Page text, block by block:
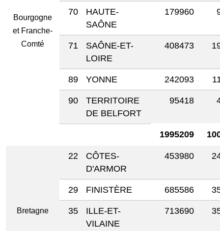
Bourgogne
et Franche-
Comté
70
HAUTE-
SAÔNE
179960
71
SAÔNE-ET-
LOIRE
408473
89 YONNE 242093
90
TERRITOIRE
DE BELFORT
95418
1995209
Bretagne
22
CÔTES-
D'ARMOR
453980
29 FINISTÈRE 685586
35
ILLE-ET-
VILAINE
713690